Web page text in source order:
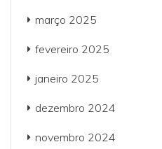
março 2025
fevereiro 2025
janeiro 2025
dezembro 2024
novembro 2024